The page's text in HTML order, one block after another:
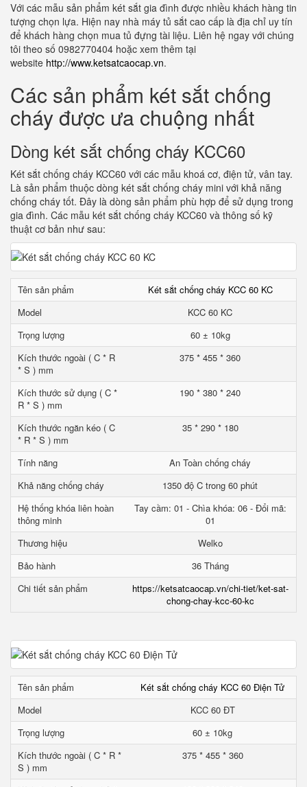
Với các mẫu sản phẩm két sắt gia đình được nhiều khách hàng tin
tượng chọn lựa. Hiện nay nhà máy tủ sắt cao cấp là địa chỉ uy tín
để khách hàng chọn mua tủ đựng tài liệu. Liên hệ ngay với chúng
tôi theo số 0982770404 hoặc xem thêm tại
website http://www.ketsatcaocap.vn.
Các sản phẩm két sắt chống
cháy được ưa chuộng nhất
Dòng két sắt chống cháy KCC60
Két sắt chống cháy KCC60 với các mẫu khoá cơ, điện tử, vân tay.
Là sản phẩm thuộc dòng két sắt chống cháy mini với khả năng
chống cháy tốt. Đây là dòng sản phẩm phù hợp để sử dụng trong
gia đình. Các mẫu két sắt chống cháy KCC60 và thông số kỹ
thuật cơ bản như sau:
Tên sản phẩm
Két sắt chống cháy KCC 60 KC
Model
KCC 60 KC
Trọng lượng
60 ± 10kg
Kích thước ngoài ( C * R
* S ) mm
375 * 455 * 360
Kích thước sử dụng ( C *
R * S ) mm
190 * 380 * 240
Kích thước ngăn kéo ( C
* R * S ) mm
35 * 290 * 180
Tính năng
An Toàn chống cháy
Khả năng chống cháy
1350 độ C trong 60 phút
Hệ thống khóa liên hoàn
thông minh
Tay cầm: 01 - Chìa khóa: 06 - Đổi mã:
01
Thương hiệu
Welko
Bảo hành
36 Tháng
Chi tiết sản phẩm
https://ketsatcaocap.vn/chi-tiet/ket-sat-
chong-chay-kcc-60-kc
Tên sản phẩm
Két sắt chống cháy KCC 60 Điện Tử
Model
KCC 60 ĐT
Trọng lượng
60 ± 10kg
Kích thước ngoài ( C * R *
S ) mm
375 * 455 * 360